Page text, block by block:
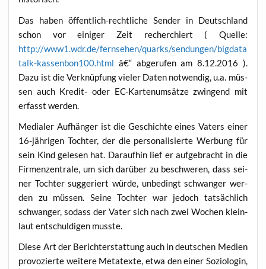
Das haben öffent­lich-recht­li­che Sen­der in Deutsch­land
schon vor eini­ger Zeit recher­chiert ( Quel­le:
http://www1.wdr.de/fernsehen/quarks/sendungen/bigdata
talk-kassenbon100.html â€“ abge­ru­fen am 8.12.2016 ).
Dazu ist die Ver­knüp­fung vie­ler Daten not­wen­dig, u.a. müs­
sen auch Kre­dit- oder EC-Kar­ten­um­sät­ze zwin­gend mit
erfasst werden.
Media­ler Auf­hän­ger ist die Geschich­te eines Vaters einer
16-jäh­ri­gen Toch­ter, der die per­so­na­li­sier­te Wer­bung für
sein Kind gele­sen hat. Dar­auf­hin lief er auf­ge­bracht in die
Fir­men­zen­tra­le, um sich dar­über zu beschwe­ren, dass sei­
ner Toch­ter sug­ge­riert wür­de, unbe­dingt schwan­ger wer­
den zu müs­sen. Sei­ne Toch­ter war jedoch tat­säch­lich
schwan­ger, sodass der Vater sich nach zwei Wochen klein­
laut ent­schul­di­gen musste.
Die­se Art der Bericht­erstat­tung auch in deut­schen Medi­en
pro­vo­zier­te wei­te­re Meta­tex­te, etwa den einer Sozio­lo­gin,